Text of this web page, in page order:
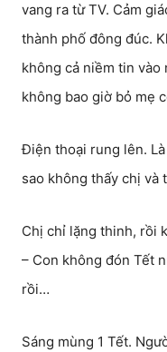
vang ra từ TV. Cảm
thành phố đông đúc.
không cả niềm tin vào
không bao giờ bỏ mẹ
Điện thoại rung lên.
sao không thấy chị và
Chị chỉ lặng thinh, rồi
– Con không đón Tết
rồi…
Sáng mùng 1 Tết.